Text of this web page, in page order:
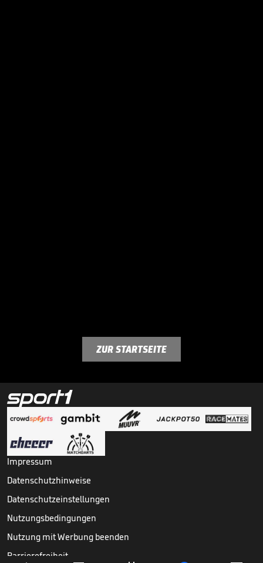
ZUR STARTSEITE
Impressum
Datenschutzhinweise
Datenschutzeinstellungen
Nutzungsbedingungen
Nutzung mit Werbung beenden
Barrierefreiheit